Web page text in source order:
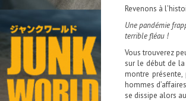
Revenons à
Une pandémie
terrible fléau !
Vous trouverez
sur le début de
montre présente,
hommes
se dissipe alors